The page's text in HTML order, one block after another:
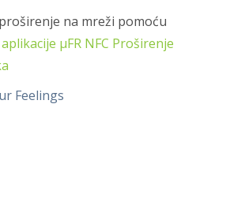
na mreži pomoću
μFR NFC Proširenje
Feelings